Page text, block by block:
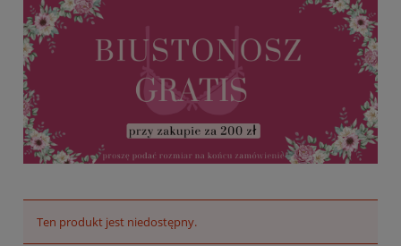
Ten produkt jest niedostępny.